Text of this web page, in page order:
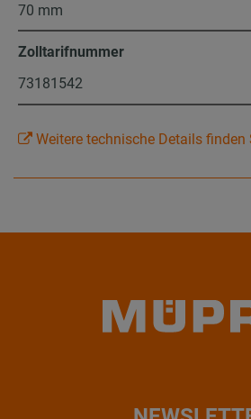
70 mm
Zolltarifnummer
73181542
Weitere technische Details